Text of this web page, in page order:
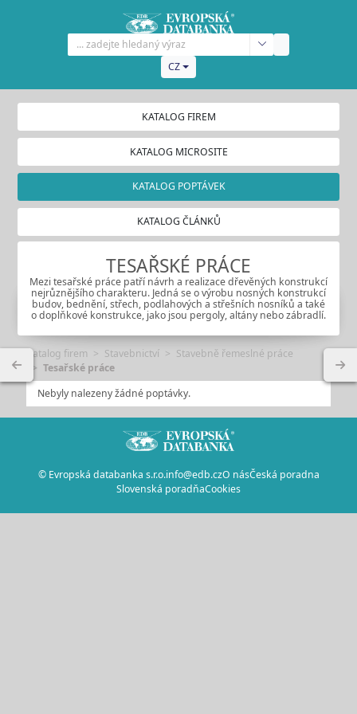
CZ
KATALOG FIREM
KATALOG MICROSITE
KATALOG POPTÁVEK
KATALOG ČLÁNKŮ
TESAŘSKÉ PRÁCE
Mezi tesařské práce patří návrh a realizace dřevěných konstrukcí
nejrůznějšího charakteru. Jedná se o výrobu nosných konstrukcí
budov, bednění, střech, podlahových a střešních nosníků a také
o doplňkové konstrukce, jako jsou pergoly, altány nebo zábradlí.
Katalog firem Stavebnictví
Stavebně řemeslné práce
Tesařské práce
Nebyly nalezeny žádné poptávky.
© Evropská databanka s.r.o.info@edb.czO násČeská poradna
Slovenská poradňaCookies